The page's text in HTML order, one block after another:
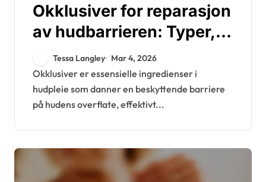
Okklusiver for reparasjon
av hudbarrieren: Typer,
bruksområder,
anbefalinger
Tessa Langley Mar 4, 2026
Okklusiver er essensielle ingredienser i
hudpleie som danner en beskyttende barriere
på hudens overflate, effektivt...